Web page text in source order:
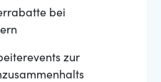
bei
zur